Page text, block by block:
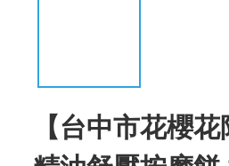
【台中市花櫻